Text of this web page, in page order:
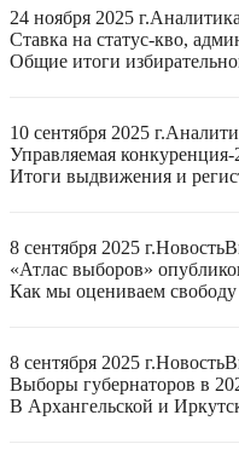
24 ноября 2025 г.Аналитика
Ставка на статус-кво,
Общие итоги
10 сентября 2025 г.
Управляемая
Итоги выдвижения и
8 сентября 2025 г.Новость
«Атлас выборов»
Как мы оцениваем свободу
8 сентября 2025 г.Новость
Выборы губернаторов в
В Архангельской и